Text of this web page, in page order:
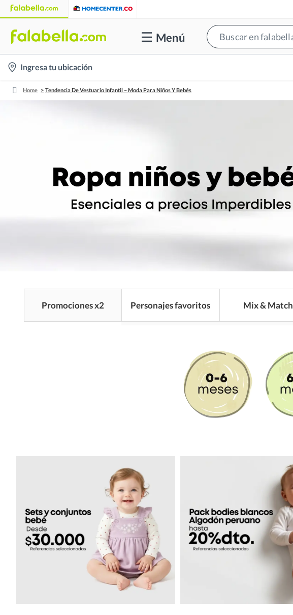
Menú
location-
Ingresa tu ubicación
Home Tendencia De Vestuario Infantil – Moda Para Niños Y Bebés
Promociones x2 Personajes favoritos Mix & Match